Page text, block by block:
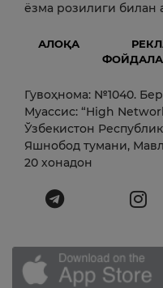
ёзма розилиги
АЛОҚА
Гувоҳнома: №1040.
Муассис: “High
Ўзбекистон
Яшнобод тумани,
20 хонадон